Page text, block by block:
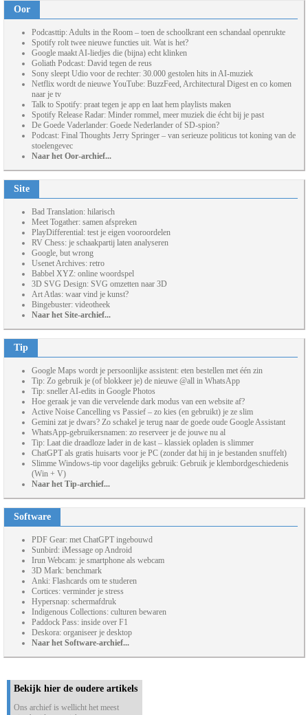
Oor
Podcasttip: Adults in the Room – toen de schoolkrant een schandaal openrukte
Spotify rolt twee nieuwe functies uit. Wat is het?
Google maakt AI-liedjes die (bijna) echt klinken
Goliath Podcast: David tegen de reus
Sony sleept Udio voor de rechter: 30.000 gestolen hits in AI-muziek
Netflix wordt de nieuwe YouTube: BuzzFeed, Architectural Digest en co komen
naar je tv
Talk to Spotify: praat tegen je app en laat hem playlists maken
Spotify Release Radar: Minder rommel, meer muziek die écht bij je past
De Goede Vaderlander: Goede Nederlander of SD-spion?
Podcast: Final Thoughts Jerry Springer – van serieuze politicus tot koning van de
stoelengevec
Naar het Oor-archief...
Site
Bad Translation: hilarisch
Meet Togather: samen afspreken
PlayDifferential: test je eigen vooroordelen
RV Chess: je schaakpartij laten analyseren
Google, but wrong
Usenet Archives: retro
Babbel XYZ: online woordspel
3D SVG Design: SVG omzetten naar 3D
Art Atlas: waar vind je kunst?
Bingebuster: videotheek
Naar het Site-archief...
Tip
Google Maps wordt je persoonlijke assistent: eten bestellen met één zin
Tip: Zo gebruik je (of blokkeer je) de nieuwe @all in WhatsApp
Tip: sneller AI-edits in Google Photos
Hoe geraak je van die vervelende dark modus van een website af?
Active Noise Cancelling vs Passief – zo kies (en gebruikt) je ze slim
Gemini zat je dwars? Zo schakel je terug naar de goede oude Google Assistant
WhatsApp-gebruikersnamen: zo reserveer je de jouwe nu al
Tip: Laat die draadloze lader in de kast – klassiek opladen is slimmer
ChatGPT als gratis huisarts voor je PC (zonder dat hij in je bestanden snuffelt)
Slimme Windows-tip voor dagelijks gebruik: Gebruik je klembordgeschiedenis
(Win + V)
Naar het Tip-archief...
Software
PDF Gear: met ChatGPT ingebouwd
Sunbird: iMessage op Android
Irun Webcam: je smartphone als webcam
3D Mark: benchmark
Anki: Flashcards om te studeren
Cortices: verminder je stress
Hypersnap: schermafdruk
Indigenous Collections: culturen bewaren
Paddock Pass: inside over F1
Deskora: organiseer je desktop
Naar het Software-archief...
Bekijk hier de oudere artikels
Ons archief is wellicht het meest